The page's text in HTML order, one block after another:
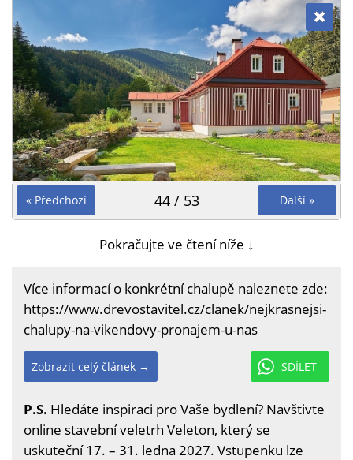
« Předchozí Další »
44 / 53
Pokračujte ve čtení níže ↓
Více informací o konkrétní chalupě naleznete zde:
https://www.drevostavitel.cz/clanek/nejkrasnejsi-
chalupy-na-vikendovy-pronajem-u-nas
SDÍLET
Zobrazit celý článek →
P.S. Hledáte inspiraci pro Vaše bydlení? Navštivte
online stavební veletrh Veleton, který se
uskuteční 17. – 31. ledna 2027. Vstupenku lze